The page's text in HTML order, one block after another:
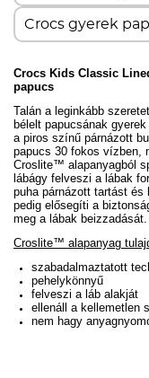
Crocs gyerek
Crocs Kids Classic
papucs
Talán a leginkább
bélelt papucsának
a piros színű párnázott
papucs 30 fokos vízben,
Croslite™ alapanyagból
lábágy felveszi a lábak
puha párnázott tartást
pedig elősegíti a
meg a lábak beizzadását.
Croslite™ alapanyag
szabadalmaztatott
pehelykönnyű
felveszi a láb alakját
ellenáll a kellemetlen
nem hagy